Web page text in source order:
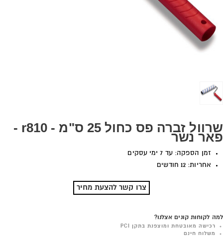
שרוול זברה פס כחול 25 ס"מ - r810 -
פאר נשר
זמן הספקה: עד 7 ימי עסקים
אחריות: 12 חודשים
צרו קשר להצעת מחיר
למה לקוחות קונים אצלנו?
רכישה מאובטחת ומוצפנת בתקן PCI
משלוח חינם